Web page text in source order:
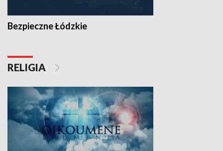
Bezpieczne Łódzkie
RELIGIA